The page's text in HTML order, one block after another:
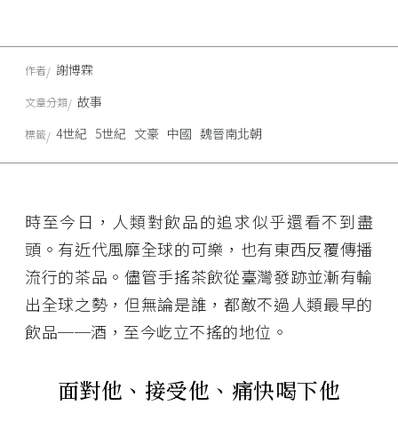
時至今日，人類對飲品的追求似乎還看不到盡
頭。有近代風靡全球的可樂，也有東西反覆傳播
流行的茶品。儘管手搖茶飲從臺灣發跡並漸有輸
出全球之勢，但無論是誰，都敵不過人類最早的
飲品──酒，至今屹立不搖的地位。
面對他、接受他、痛快喝下他
作者 謝博霖
文章分類 故事
標籤 4世紀 5世紀 文豪 中國 魏晉南北朝